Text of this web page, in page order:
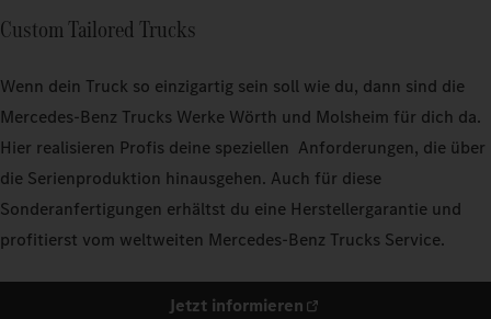
Custom Tailored Trucks
Wenn dein Truck so einzigartig sein soll wie du, dann sind die
Mercedes‑Benz Trucks Werke Wörth und Molsheim für dich da.
Hier realisieren Profis deine speziellen Anforderungen, die über
die Serienproduktion hinausgehen. Auch für diese
Sonderanfertigungen erhältst du eine Herstellergarantie und
profitierst vom weltweiten Mercedes-Benz Trucks Service.
Jetzt informieren